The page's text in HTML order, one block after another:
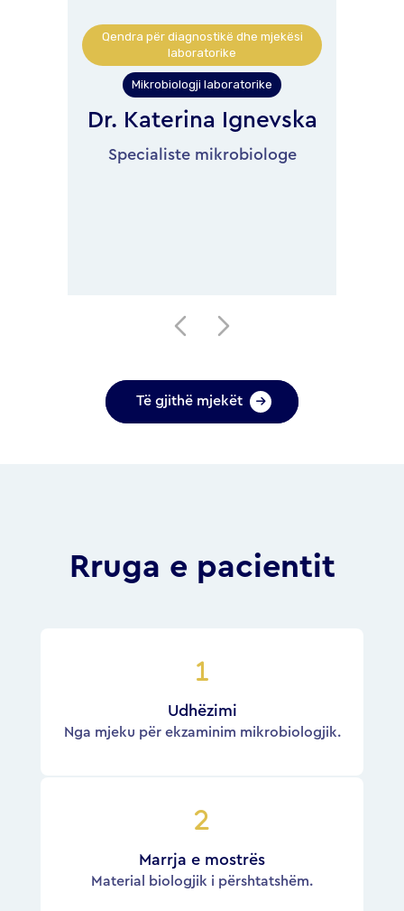
Qendra për diagnostikë dhe mjekësi
laboratorike
Mikrobiologji laboratorike
Dr. Katerina Ignevska
Specialiste mikrobiologe
Të gjithë mjekët
Rruga e pacientit
Udhëzimi
Nga mjeku për ekzaminim mikrobiologjik.
Marrja e mostrës
Material biologjik i përshtatshëm.